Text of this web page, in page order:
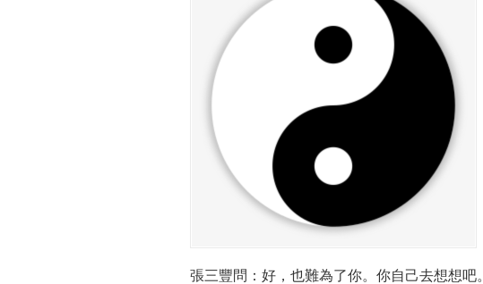
張三豐問：好，也難為了你。你自己去想想吧。